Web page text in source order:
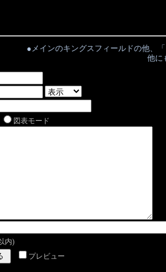
●メインのキングスフィールドの他、
他に
図表モード
内)
プレビュー